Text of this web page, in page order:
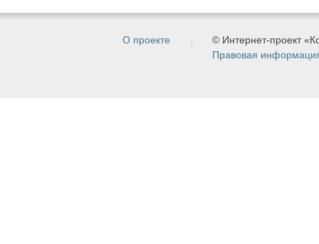
О проекте
© Интернет-проект
Правовая